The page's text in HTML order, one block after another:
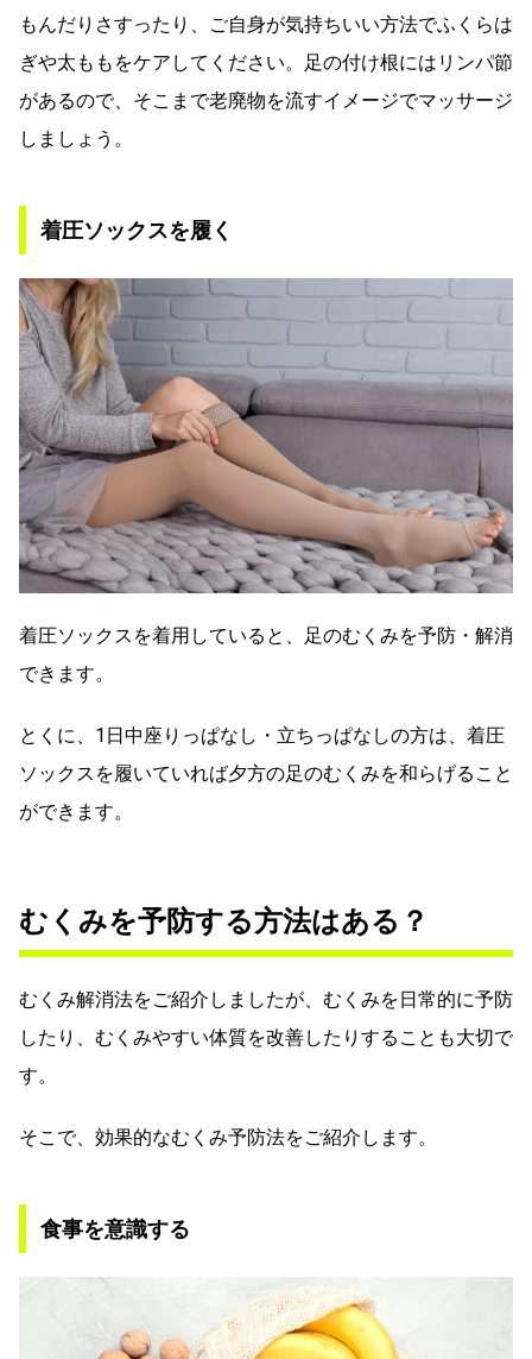
もんだりさすったり、ご自身が気持ちいい方法でふくらは
ぎや太ももをケアしてください。足の付け根にはリンパ節
があるので、そこまで老廃物を流すイメージでマッサージ
しましょう。
着圧ソックスを履く
着圧ソックスを着用していると、足のむくみを予防・解消
できます。
とくに、1日中座りっぱなし・立ちっぱなしの方は、着圧
ソックスを履いていれば夕方の足のむくみを和らげること
ができます。
むくみを予防する方法はある？
むくみ解消法をご紹介しましたが、むくみを日常的に予防
したり、むくみやすい体質を改善したりすることも大切で
す。
そこで、効果的なむくみ予防法をご紹介します。
食事を意識する